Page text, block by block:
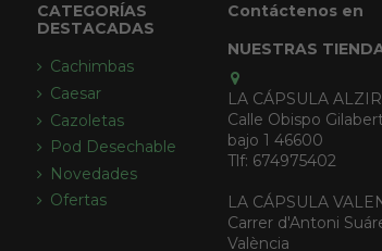
CATEGORÍAS
DESTACADAS
Cachimbas
Caesar
Cazoletas
Pod Desechable
Novedades
Ofertas
Contáctenos en
NUESTRAS
LA CÁPSULA
Calle Obispo
bajo 1 46600
Tlf: 674975402
LA CÁPSULA
Carrer d'Antoni
València